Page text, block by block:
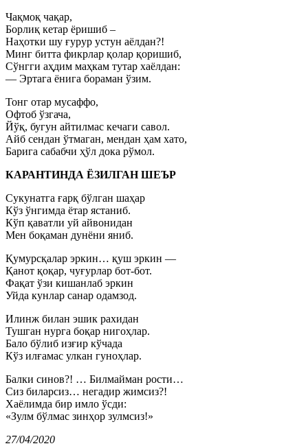
Чақмоқ чақар,
Борлиқ кетар ёришиб –
Наҳотки шу ғурур устун аёлдан?!
Минг битта фикрлар қолар қоришиб,
Сўнгги аҳдим маҳкам тутар хаёлдан:
— Эртага ёнига бораман ўзим.
Тонг отар мусаффо,
Офтоб ўзгача,
Йўқ, бугун айтилмас кечаги савол.
Айб сендан ўтмаган, мендан ҳам хато,
Барига сабабчи ҳўл дока рўмол.
КАРАНТИНДА ЁЗИЛГАН ШЕЪР
Сукунатга ғарқ бўлган шаҳар
Кўз ўнгимда ётар ястаниб.
Кўп қаватли уй айвонидан
Мен боқаман дунёни яниб.
Қумурсқалар эркин… қуш эркин —
Қанот қоқар, чуғурлар бот-бот.
Фақат ўзи кишанлаб эркин
Уйда кунлар санар одамзод.
Илинж билан эшик рахидан
Тушган нурга боқар нигоҳлар.
Бало бўлиб изғир кўчада
Кўз илғамас улкан гуноҳлар.
Балки синов?! … Билмайман рости…
Сиз биларсиз… негадир жимсиз?!
Хаёлимда бир имло ўсди:
«Зулм бўлмас зинҳор зулмсиз!»
27/04/2020